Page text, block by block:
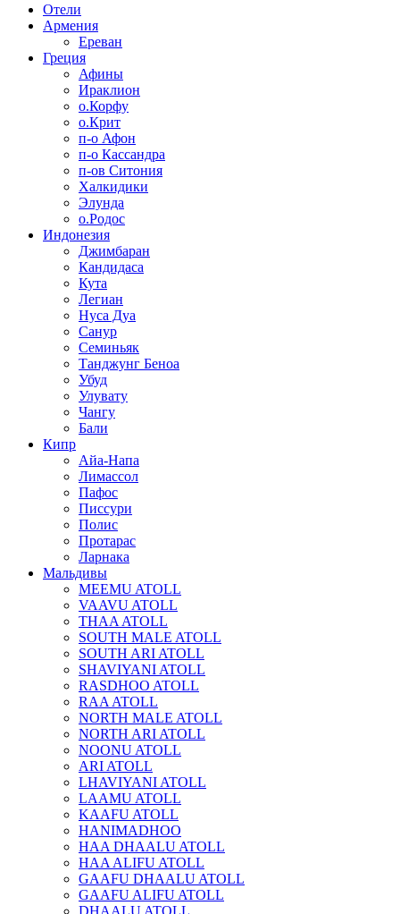
Отели
Армения
Ереван
Греция
Афины
Ираклион
о.Корфу
о.Крит
п-о Афон
п-о Кассандра
п-ов Ситония
Халкидики
Элунда
о.Родос
Индонезия
Джимбаран
Кандидаса
Кута
Легиан
Нуса Дуа
Санур
Семиньяк
Танджунг Беноа
Убуд
Улувату
Чангу
Бали
Кипр
Айа-Напа
Лимассол
Пафос
Писсури
Полис
Протарас
Ларнака
Мальдивы
MEEMU ATOLL
VAAVU ATOLL
THAA ATOLL
SOUTH MALE ATOLL
SOUTH ARI ATOLL
SHAVIYANI ATOLL
RASDHOO ATOLL
RAA ATOLL
NORTH MALE ATOLL
NORTH ARI ATOLL
NOONU ATOLL
ARI ATOLL
LHAVIYANI ATOLL
LAAMU ATOLL
KAAFU ATOLL
HANIMADHOO
HAA DHAALU ATOLL
HAA ALIFU ATOLL
GAAFU DHAALU ATOLL
GAAFU ALIFU ATOLL
DHAALU ATOLL